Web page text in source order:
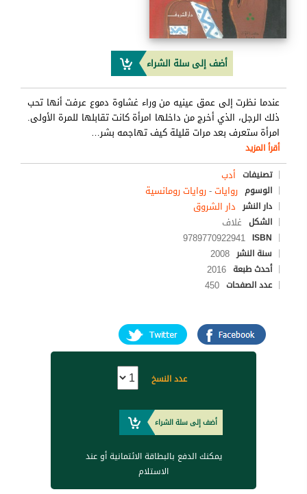
أضف إلى سلة الشراء
عندما نظرت إلى عمق عينيه من وراء غشاوة دموع عرفت أنها تحب
ذلك الرجل، الذي أخرج من داخلها امرأة كانت تقابلها للمرة الأولى.
امرأة ستعرف بعد مرات قليلة كيف تهاجمه بشر…
أقرأ المزيد
تصنيفات أدب
الوسوم روايات-روايات رومانسية
دار النشر دار الشروق
الشكل غلاف
ISBN
9789770922941
سنة النشر 2008
أحدث طبعة 2016
عدد الصفحات 450
عدد النسخ
أضف إلى سلة الشراء
يمكنك الدفع بالبطاقة الائتمانية أو عند
الاستلام